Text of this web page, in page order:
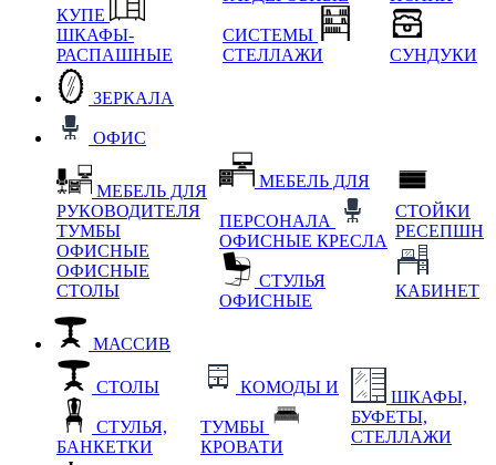
КУПЕ
ШКАФЫ-
РАСПАШНЫЕ
СИСТЕМЫ
СТЕЛЛАЖИ
СУНДУКИ
ЗЕРКАЛА
ОФИС
МЕБЕЛЬ ДЛЯ
РУКОВОДИТЕЛЯ
ТУМБЫ
ОФИСНЫЕ
ОФИСНЫЕ
СТОЛЫ
МЕБЕЛЬ ДЛЯ
ПЕРСОНАЛА
ОФИСНЫЕ КРЕСЛА
СТУЛЬЯ
ОФИСНЫЕ
СТОЙКИ
РЕСЕПШН
КАБИНЕТ
МАССИВ
СТОЛЫ
СТУЛЬЯ,
БАНКЕТКИ
КОМОДЫ И
ТУМБЫ
КРОВАТИ
ШКАФЫ,
БУФЕТЫ,
СТЕЛЛАЖИ